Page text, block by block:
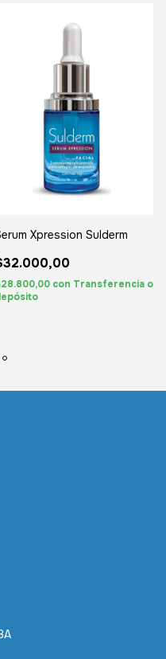
Xpression Sulderm
con Transferencia o